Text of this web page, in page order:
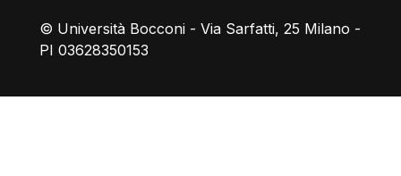
© Università Bocconi - Via Sarfatti, 25 Milano -
PI 03628350153